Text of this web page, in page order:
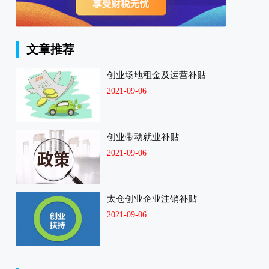
文章推荐
创业场地租金及运营补贴
2021-09-06
创业带动就业补贴
2021-09-06
太仓创业企业注销补贴
2021-09-06